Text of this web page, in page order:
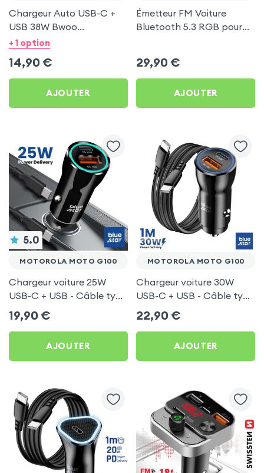
Chargeur Auto USB-C +
USB 38W Bwoo
Transparent pour
+ 1 option
14,90 €
AJOUTER
Émetteur FM Voiture
Bluetooth 5.3 RGB pour
29,90 €
AJOUTER
5.0
MOTOROLA MOTO G100
Chargeur voiture 25W
USB-C + USB - Câble type
C 60W Blue Star pour
Motorola Moto G100
19,90 €
AJOUTER
MOTOROLA MOTO G100
Chargeur voiture 30W
USB-C + USB - Câble type
C 60W Blue Star pour
Motorola Moto G100
22,90 €
AJOUTER